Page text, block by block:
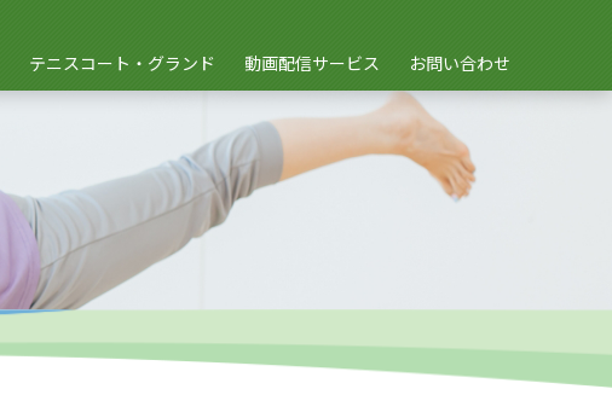
テニスコート・グランド 動画配信サービス お問い合わせ